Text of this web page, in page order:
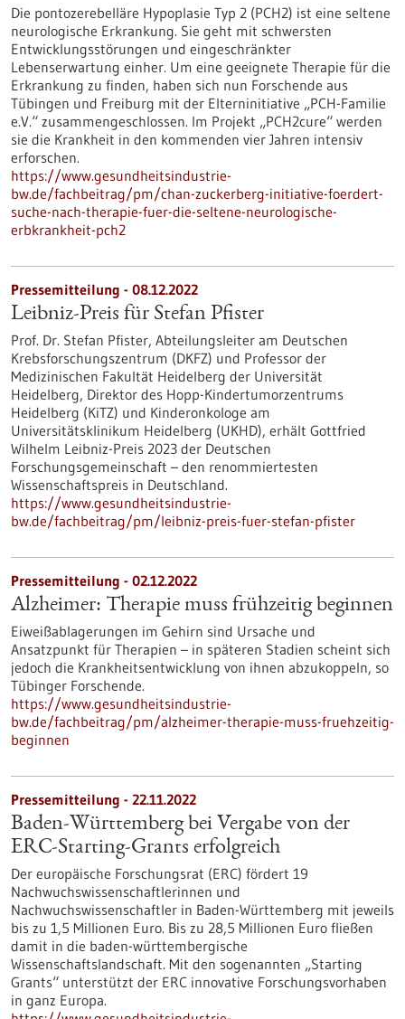
Die pontozerebelläre Hypoplasie Typ 2 (PCH2) ist eine seltene
neurologische Erkrankung. Sie geht mit schwersten
Entwicklungsstörungen und eingeschränkter
Lebenserwartung einher. Um eine geeignete Therapie für die
Erkrankung zu finden, haben sich nun Forschende aus
Tübingen und Freiburg mit der Elterninitiative „PCH-Familie
e.V.“ zusammengeschlossen. Im Projekt „PCH2cure“ werden
sie die Krankheit in den kommenden vier Jahren intensiv
erforschen.
https://www.gesundheitsindustrie-
bw.de/fachbeitrag/pm/chan-zuckerberg-initiative-foerdert-
suche-nach-therapie-fuer-die-seltene-neurologische-
erbkrankheit-pch2
Pressemitteilung - 08.12.2022
Leibniz-Preis für Stefan Pfister
Prof. Dr. Stefan Pfister, Abteilungsleiter am Deutschen
Krebsforschungszentrum (DKFZ) und Professor der
Medizinischen Fakultät Heidelberg der Universität
Heidelberg, Direktor des Hopp-Kindertumorzentrums
Heidelberg (KiTZ) und Kinderonkologe am
Universitätsklinikum Heidelberg (UKHD), erhält Gottfried
Wilhelm Leibniz-Preis 2023 der Deutschen
Forschungsgemeinschaft – den renommiertesten
Wissenschaftspreis in Deutschland.
https://www.gesundheitsindustrie-
bw.de/fachbeitrag/pm/leibniz-preis-fuer-stefan-pfister
Pressemitteilung - 02.12.2022
Alzheimer: Therapie muss frühzeitig beginnen
Eiweißablagerungen im Gehirn sind Ursache und
Ansatzpunkt für Therapien – in späteren Stadien scheint sich
jedoch die Krankheitsentwicklung von ihnen abzukoppeln, so
Tübinger Forschende.
https://www.gesundheitsindustrie-
bw.de/fachbeitrag/pm/alzheimer-therapie-muss-fruehzeitig-
beginnen
Pressemitteilung - 22.11.2022
Baden-Württemberg bei Vergabe von der
ERC-Starting-Grants erfolgreich
Der europäische Forschungsrat (ERC) fördert 19
Nachwuchswissenschaftlerinnen und
Nachwuchswissenschaftler in Baden-Württemberg mit jeweils
bis zu 1,5 Millionen Euro. Bis zu 28,5 Millionen Euro fließen
damit in die baden-württembergische
Wissenschaftslandschaft. Mit den sogenannten „Starting
Grants“ unterstützt der ERC innovative Forschungsvorhaben
in ganz Europa.